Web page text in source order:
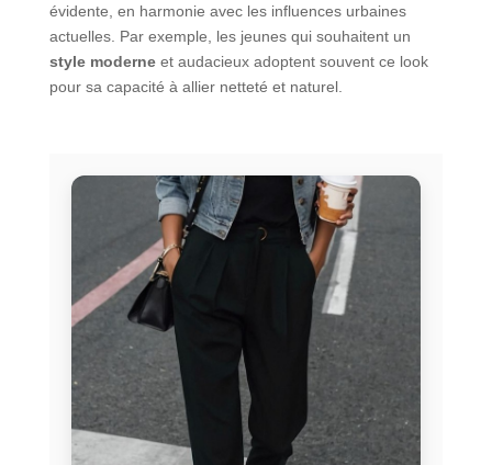
évidente, en harmonie avec les influences urbaines
actuelles. Par exemple, les jeunes qui souhaitent un
style moderneet audacieux adoptent souvent ce look
pour sa capacité à allier netteté et naturel.